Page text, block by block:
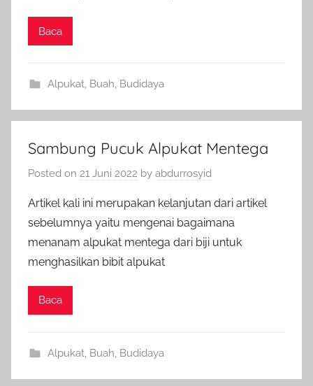
Baca
Alpukat, Buah, Budidaya
Sambung Pucuk Alpukat Mentega
Posted on 21 Juni 2022 by abdurrosyid
Artikel kali ini merupakan kelanjutan dari artikel
sebelumnya yaitu mengenai bagaimana
menanam alpukat mentega dari biji untuk
menghasilkan bibit alpukat
Baca
Alpukat, Buah Budidaya